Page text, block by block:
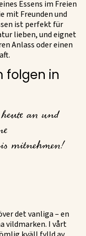
Essens im Freien
mit Freunden und
ist perfekt für
lieben, und eignet
Anlass oder einen
folgen in
an und
mitnehmen!
det vanliga – en
vildmarken. I vårt